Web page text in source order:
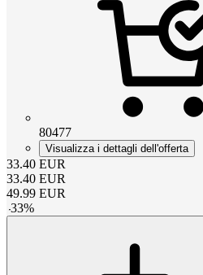
80477
Visualizza i dettagli dell'offerta
33.40 EUR
33.40 EUR
49.99 EUR
-33%